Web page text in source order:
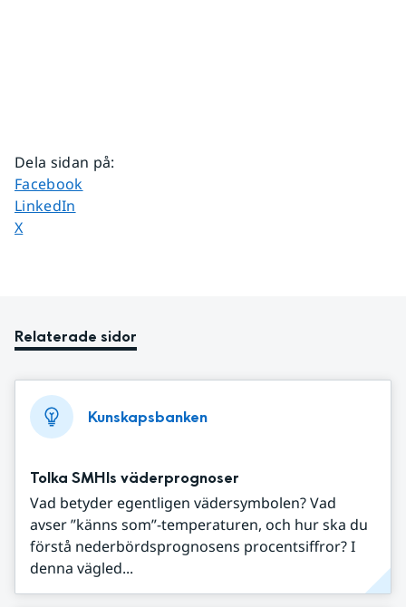
Dela sidan på:
Dela sidan på
Facebook
Dela sidan på
LinkedIn
Dela sidan på
X
Relaterade sidor
Kunskapsbanken
Tolka SMHIs väderprognoser
Vad betyder egentligen vädersymbolen? Vad
avser ”känns som”-temperaturen, och hur ska du
förstå nederbördsprognosens procentsiffror? I
denna vägled...